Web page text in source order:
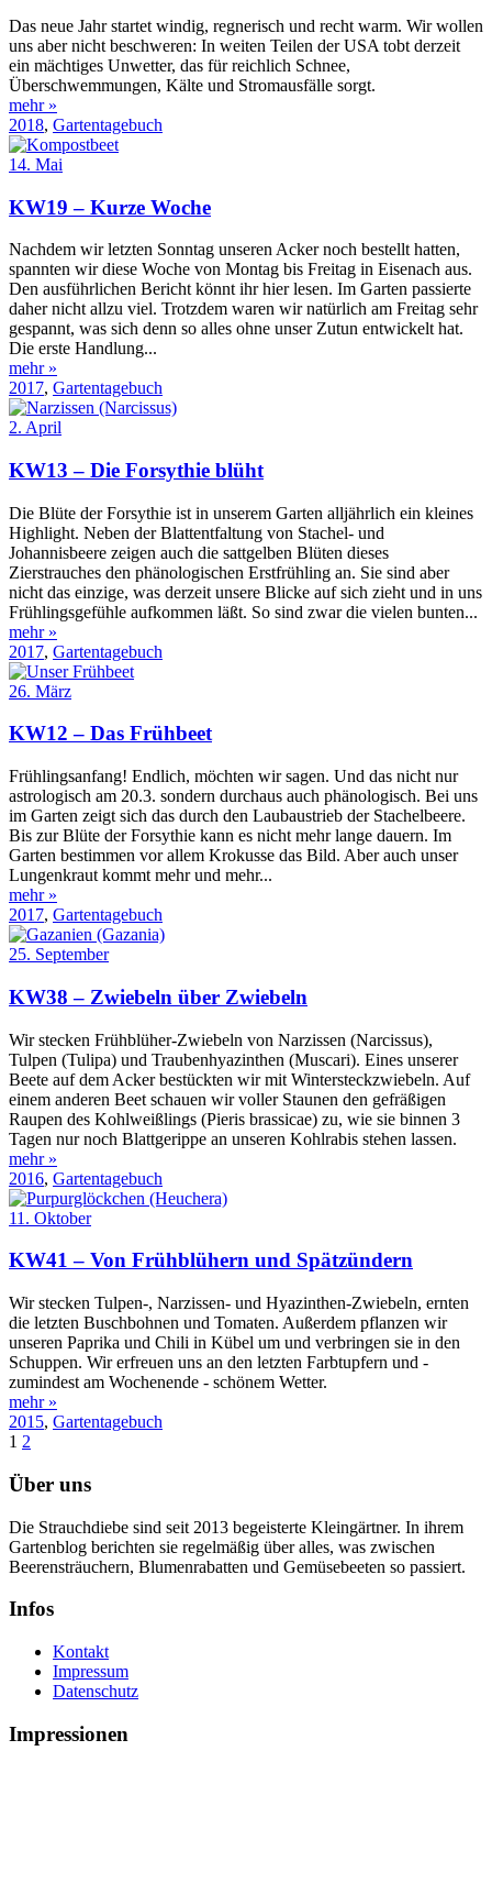
Das neue Jahr startet windig, regnerisch und recht warm. Wir wollen
uns aber nicht beschweren: In weiten Teilen der USA tobt derzeit
ein mächtiges Unwetter, das für reichlich Schnee,
Überschwemmungen, Kälte und Stromausfälle sorgt.
mehr »
2018, Gartentagebuch
14. Mai
KW19 – Kurze Woche
Nachdem wir letzten Sonntag unseren Acker noch bestellt hatten,
spannten wir diese Woche von Montag bis Freitag in Eisenach aus.
Den ausführlichen Bericht könnt ihr hier lesen. Im Garten passierte
daher nicht allzu viel. Trotzdem waren wir natürlich am Freitag sehr
gespannt, was sich denn so alles ohne unser Zutun entwickelt hat.
Die erste Handlung...
mehr »
2017, Gartentagebuch
2. April
KW13 – Die Forsythie blüht
Die Blüte der Forsythie ist in unserem Garten alljährlich ein kleines
Highlight. Neben der Blattentfaltung von Stachel- und
Johannisbeere zeigen auch die sattgelben Blüten dieses
Zierstrauches den phänologischen Erstfrühling an. Sie sind aber
nicht das einzige, was derzeit unsere Blicke auf sich zieht und in uns
Frühlingsgefühle aufkommen läßt. So sind zwar die vielen bunten...
mehr »
2017, Gartentagebuch
26. März
KW12 – Das Frühbeet
Frühlingsanfang! Endlich, möchten wir sagen. Und das nicht nur
astrologisch am 20.3. sondern durchaus auch phänologisch. Bei uns
im Garten zeigt sich das durch den Laubaustrieb der Stachelbeere.
Bis zur Blüte der Forsythie kann es nicht mehr lange dauern. Im
Garten bestimmen vor allem Krokusse das Bild. Aber auch unser
Lungenkraut kommt mehr und mehr...
mehr »
2017, Gartentagebuch
25. September
KW38 – Zwiebeln über Zwiebeln
Wir stecken Frühblüher-Zwiebeln von Narzissen (Narcissus),
Tulpen (Tulipa) und Traubenhyazinthen (Muscari). Eines unserer
Beete auf dem Acker bestückten wir mit Wintersteckzwiebeln. Auf
einem anderen Beet schauen wir voller Staunen den gefräßigen
Raupen des Kohlweißlings (Pieris brassicae) zu, wie sie binnen 3
Tagen nur noch Blattgerippe an unseren Kohlrabis stehen lassen.
mehr »
2016, Gartentagebuch
11. Oktober
KW41 – Von Frühblühern und Spätzündern
Wir stecken Tulpen-, Narzissen- und Hyazinthen-Zwiebeln, ernten
die letzten Buschbohnen und Tomaten. Außerdem pflanzen wir
unseren Paprika und Chili in Kübel um und verbringen sie in den
Schuppen. Wir erfreuen uns an den letzten Farbtupfern und -
zumindest am Wochenende - schönem Wetter.
mehr »
2015, Gartentagebuch
1 2
Über uns
Die Strauchdiebe sind seit 2013 begeisterte Kleingärtner. In ihrem
Gartenblog berichten sie regelmäßig über alles, was zwischen
Beerensträuchern, Blumenrabatten und Gemüsebeeten so passiert.
Infos
Kontakt
Impressum
Datenschutz
Impressionen